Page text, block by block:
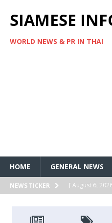
SIAMESE
WORLD NEWS & PR IN THAI
HOME GENERAL NEWS
NEWS TICKER [ August 6,
FEATURED